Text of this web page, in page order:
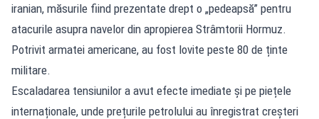
iranian, măsurile fiind prezentate drept o „pedeapsă” pentru
atacurile asupra navelor din apropierea Strâmtorii Hormuz.
Potrivit armatei americane, au fost lovite peste 80 de ținte
militare.
Escaladarea tensiunilor a avut efecte imediate și pe piețele
internaționale, unde prețurile petrolului au înregistrat creșteri